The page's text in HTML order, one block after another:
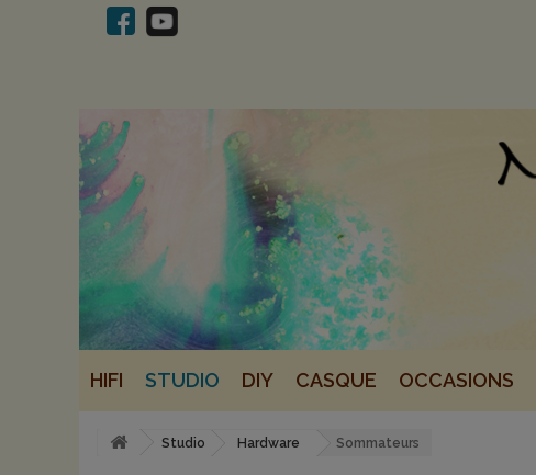
HIFI STUDIO DIY CASQUE OCCASIONS
Studio Hardware Sommateurs